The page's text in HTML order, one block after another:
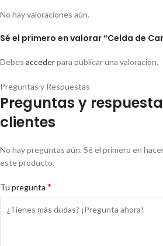
No hay valoraciones aún.
Sé el primero en valorar “Celda de
Debes accederpara publicar una valoración.
Preguntas y Respuestas
Preguntas y
clientes
No hay preguntas aún. Sé el primero en
este producto.
Tu pregunta *